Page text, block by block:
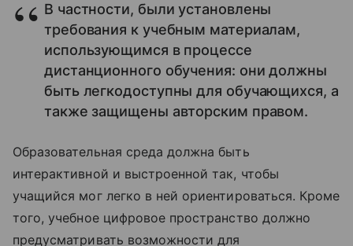
В частности, были установлены
требования к учебным материалам,
использующимся в процессе
дистанционного обучения: они должны
быть легкодоступны для обучающихся, а
также защищены авторским правом.
Образовательная среда должна быть
интерактивной и выстроенной так, чтобы
учащийся мог легко в ней ориентироваться. Кроме
того, учебное цифровое пространство должно
предусматривать возможности для